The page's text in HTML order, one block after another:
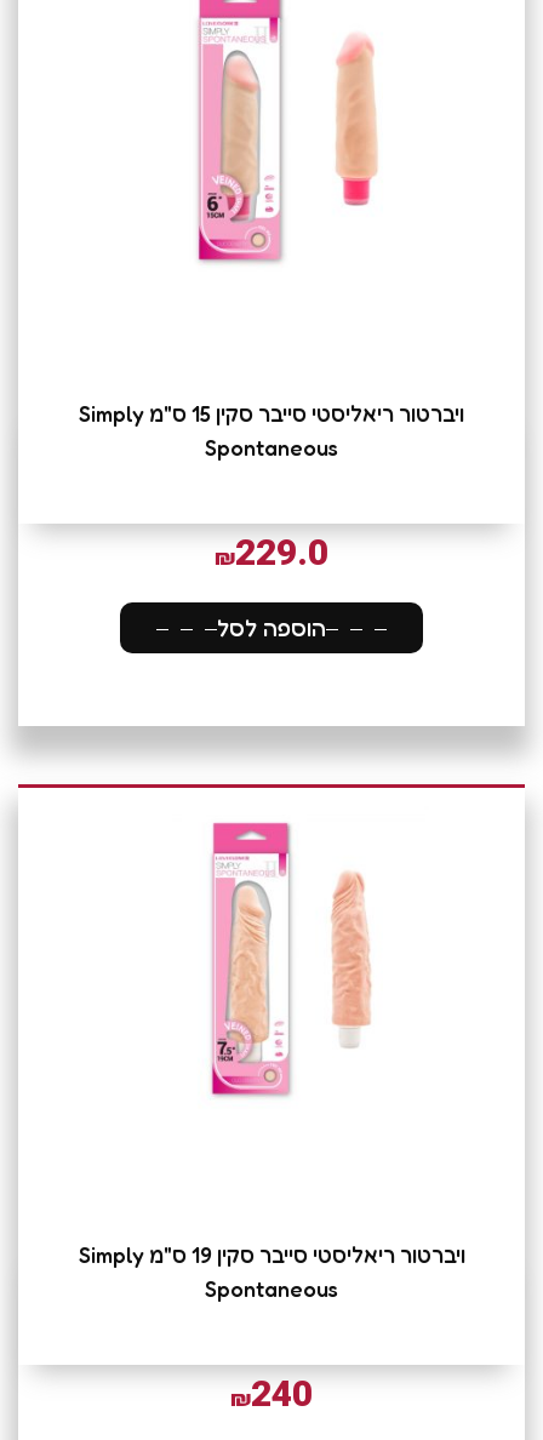
ויברטור ריאליסטי סייבר סקין 15 ס"מ Simply
Spontaneous
₪229.0
הוספה לסל
ויברטור ריאליסטי סייבר סקין 19 ס"מ Simply
Spontaneous
₪240